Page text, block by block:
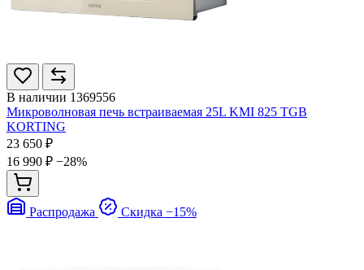
В наличии 1369556
Микроволновая печь встраиваемая 25L KMI 825 TGB
KORTING
23 650 ₽
16 990 ₽ −28%
Распродажа Скидка −15%